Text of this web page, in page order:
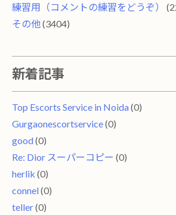
練習用（コメントの練習をどうぞ）
その他 (3404)
新着記事
Top Escorts Service in Noida(0)
Gurgaonescortservice(0)
good(0)
Re: Dior スーパーコピー (0)
herlik (0)
connel(0)
teller(0)